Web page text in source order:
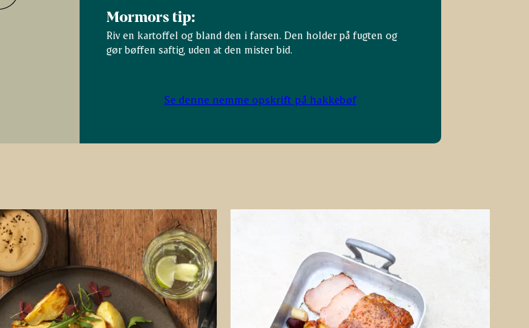
Mormors tip:
Riv en kartoffel og bland den i farsen. Den holder på fugten og
gør bøffen saftig, uden at den mister bid.
Se denne nemme opskrift på hakkebøf